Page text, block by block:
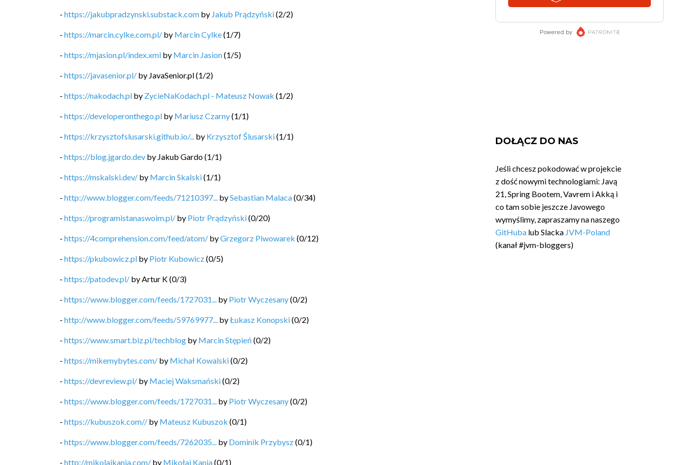
- https://jakubpradzynski.substack.com by Jakub Prądzyński(2/2)
- https://marcin.cylke.com.pl/ by Marcin Cylke(1/7)
- https://mjasion.pl/index.xml by Marcin Jasion(1/5)
- https://javasenior.pl/ by JavaSenior.pl(1/2)
- https://nakodach.pl by ZycieNaKodach.pl - Mateusz Nowak (1/2)
- https://developeronthego.pl by Mariusz Czarny(1/1)
- https://krzysztofslusarski.github.io/... by Krzysztof Ślusarski(1/1)
- https://blog.jgardo.dev by Jakub Gardo(1/1)
- https://mskalski.dev/ by Marcin Skalski(1/1)
- http://www.blogger.com/feeds/71210397... bySebastian Malaca(0/34)
- https://programistanaswoim.pl/ by Piotr Prądzyński(0/20)
- https://4comprehension.com/feed/atom/ byGrzegorz Piwowarek (0/12)
- https://pkubowicz.pl by Piotr Kubowicz(0/5)
- https://patodev.pl/ byArtur K(0/3)
- https://www.blogger.com/feeds/1727031... by Piotr Wyczesany(0/2)
- http://www.blogger.com/feeds/59769977... byŁukasz Konopski(0/2)
- https://www.smart.biz.pl/techblog by Marcin Stępień (0/2)
- https://mikemybytes.com/ by Michał Kowalski(0/2)
- https://devreview.pl/ by Maciej Waksmański(0/2)
- https://www.blogger.com/feeds/1727031... by Piotr Wyczesany(0/2)
- https://kubuszok.com// by Mateusz Kubuszok (0/1)
- https://www.blogger.com/feeds/7262035... by Dominik Przybysz(0/1)
- http://mikolajkania.com/ by Mikołaj Kania(0/1)
DOŁĄCZ DO NAS
Jeśli chcesz pokodować w projekcie
z dość nowymi technologiami: Javą
21, Spring Bootem, Vavrem i Akką i
co tam sobie jeszcze Javowego
wymyślimy, zapraszamy na naszego
GitHuba lub Slacka JVM-Poland
(kanał #jvm-bloggers)